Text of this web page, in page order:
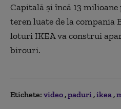
Capitală şi încă 13
teren luate de la compania
loturi IKEA va construi
birouri.
Etichete: video paduri ikea